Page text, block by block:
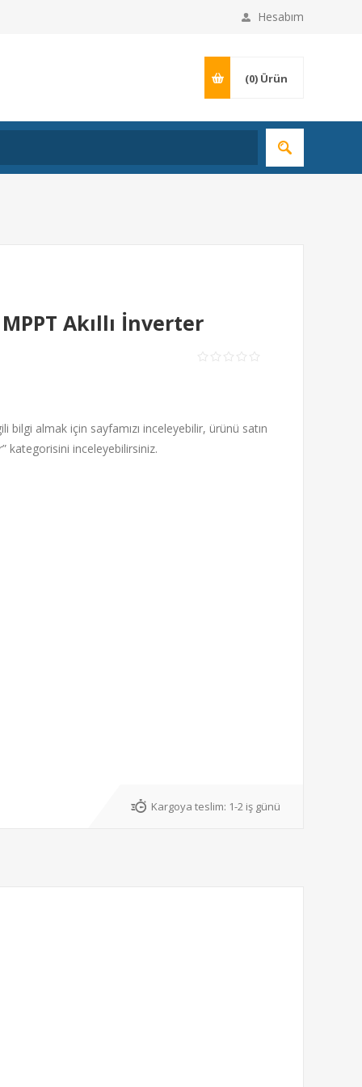
Hesabım
(0) Ürün
Akıllı İnverter
bilgi almak için sayfamızı inceleyebilir, ürünü satın
kategorisini inceleyebilirsiniz.
Kargoya teslim: 1-2 iş günü